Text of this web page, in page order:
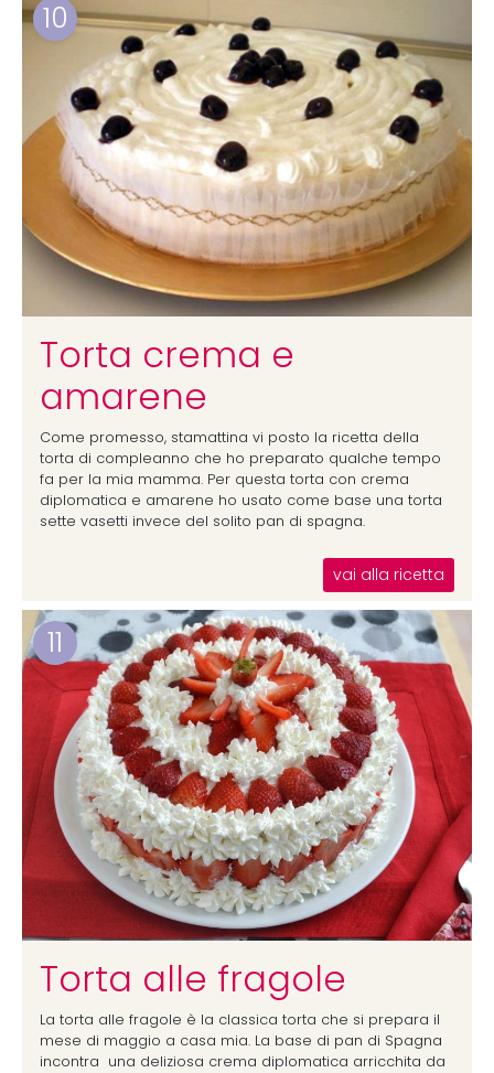
10
Torta crema e
amarene
Come promesso, stamattina vi posto la ricetta della
torta di compleanno che ho preparato qualche tempo
fa per la mia mamma. Per questa torta con crema
diplomatica e amarene ho usato come base una torta
sette vasetti invece del solito pan di spagna.
vai alla ricetta
11
Torta alle fragole
La torta alle fragole è la classica torta che si prepara il
mese di maggio a casa mia. La base di pan di Spagna
incontra una deliziosa crema diplomatica arricchita da